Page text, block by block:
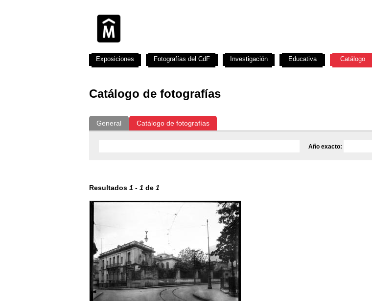
Catálogo de fotografías
General Catálogo de fotografías
Año exacto:
Resultados 1 - 1 de 1
Exposiciones Fotografías del CdF Investigación Educativa Catálogo